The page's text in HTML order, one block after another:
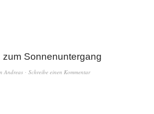
Sonnenuntergang
Andreas Schreibe einen Kommentar